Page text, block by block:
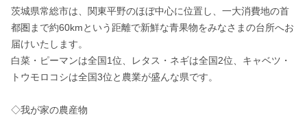
茨城県常総市は、関東平野のほぼ中心に位置し、一大消費地の首
都圏まで約60kmという距離で新鮮な青果物をみなさまの台所へお
届けいたします。
白菜・ピーマンは全国1位、レタス・ネギは全国2位、キャベツ・
トウモロコシは全国3位と農業が盛んな県です。
◇我が家の農産物